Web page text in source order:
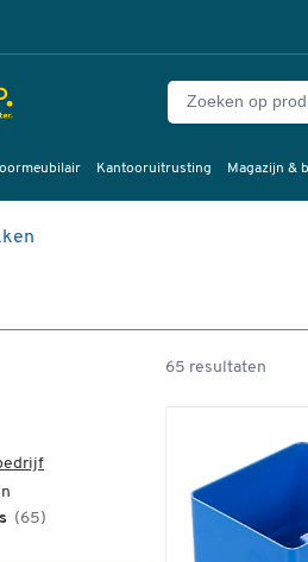
Kantooruitrusting Magazijn &
(65)
65 resultaten